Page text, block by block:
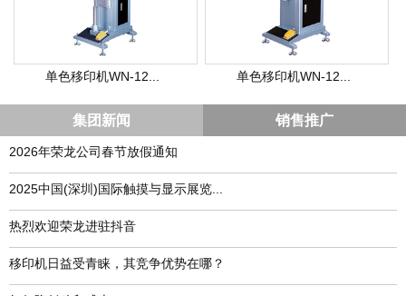
单色移印机WN-12... 单色移印机WN-12...
集团新闻 销售推广
2026年荣龙公司春节放假通知
​2025中国(深圳)国际触摸与显示展览...
热烈欢迎荣龙进驻抖音
移印机日益受青睐，其竞争优势在哪？